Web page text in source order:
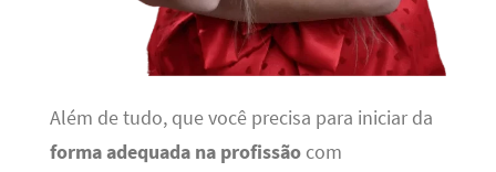
Além de tudo, que você precisa para iniciar da
forma adequada na profissãocom